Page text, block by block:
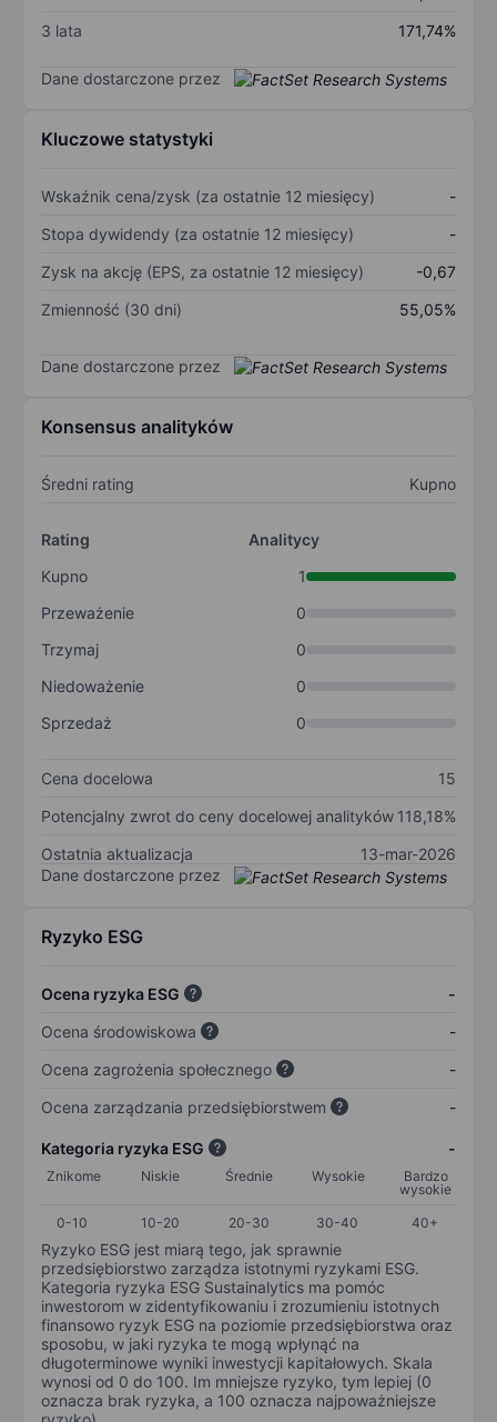
3 lata
171,74%
Dane dostarczone przez
Kluczowe statystyki
Wskaźnik cena/zysk (za ostatnie 12 miesięcy)
-
Stopa dywidendy (za ostatnie 12 miesięcy)
-
Zysk na akcję (EPS, za ostatnie 12 miesięcy)
-0,67
Zmienność (30 dni)
55,05%
Dane dostarczone przez
Konsensus analityków
Średni rating Kupno
Rating
Analitycy
Kupno
1
Przeważenie
0
Trzymaj
0
Niedoważenie
0
Sprzedaż
0
Cena docelowa
15
Potencjalny zwrot do ceny docelowej analityków 118,18%
Ostatnia aktualizacja
13-mar-2026
Dane dostarczone przez
Ryzyko ESG
Ocena ryzyka ESG
-
Ocena środowiskowa
-
Ocena zagrożenia społecznego
-
Ocena zarządzania przedsiębiorstwem
-
Kategoria ryzyka ESG -
Znikome Niskie Średnie Wysokie
Bardzo
wysokie
0-10
10-20 20-30 30-40 40+
Ryzyko ESG jest miarą tego, jak sprawnie
przedsiębiorstwo zarządza istotnymi ryzykami ESG.
Kategoria ryzyka ESG Sustainalytics ma pomóc
inwestorom w zidentyfikowaniu i zrozumieniu istotnych
finansowo ryzyk ESG na poziomie przedsiębiorstwa oraz
sposobu, w jaki ryzyka te mogą wpłynąć na
długoterminowe wyniki inwestycji kapitałowych. Skala
wynosi od 0 do 100. Im mniejsze ryzyko, tym lepiej (0
oznacza brak ryzyka, a 100 oznacza najpoważniejsze